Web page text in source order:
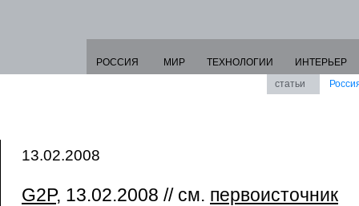
РОССИЯ МИР ТЕХНОЛОГИИ
ИНТЕРЬЕР
статьи
13.02.2008
G2P, 13.02.2008 // см. первоисточник